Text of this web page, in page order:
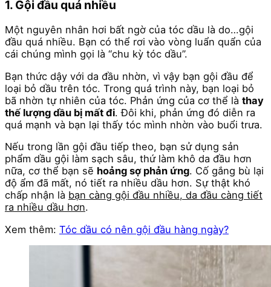
1. Gội đầu quá nhiều
Một nguyên nhân hơi bất ngờ của tóc dầu là do…gội
đầu quá nhiều. Bạn có thể rơi vào vòng luẩn quẩn của
cái chúng mình gọi là “chu kỳ tóc dầu”.
Bạn thức dậy với da đầu nhờn, vì vậy bạn gội đầu để
loại bỏ dầu trên tóc. Trong quá trình này, bạn loại bỏ
bã nhờn tự nhiên của tóc. Phản ứng của cơ thể là thay
thế lượng dầu bị mất đi. Đôi khi, phản ứng đó diễn ra
quá mạnh và bạn lại thấy tóc mình nhờn vào buổi trưa.
Nếu trong lần gội đầu tiếp theo, bạn sử dụng sản
phẩm dầu gội làm sạch sâu, thứ làm khô da đầu hơn
nữa, cơ thể bạn sẽ hoảng sợ phản ứng. Cố gắng bù lại
độ ẩm đã mất, nó tiết ra nhiều dầu hơn. Sự thật khó
chấp nhận là bạn càng gội đầu nhiều, da đầu càng tiết
ra nhiều dầu hơn.
Xem thêm: Tóc dầu có nên gội đầu hàng ngày?